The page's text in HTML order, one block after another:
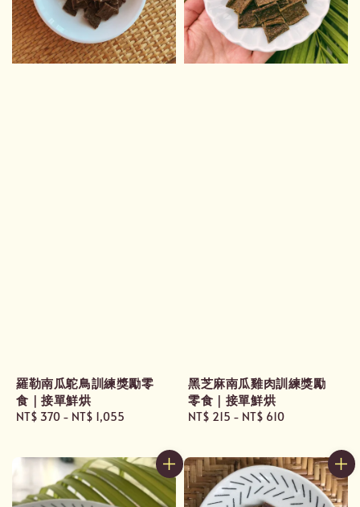
羅勒南瓜鴕鳥訓練獎勵零
食｜接單鮮烘
Regular
NT$ 370 - NT$ 1,055
黑芝麻南瓜雞肉訓練獎勵
零食｜接單鮮烘
Regular
NT$ 215 - NT$ 610